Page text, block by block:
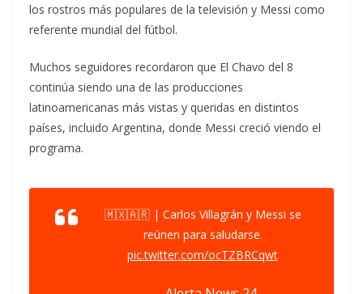
los rostros más populares de la televisión y Messi como
referente mundial del fútbol.
Muchos seguidores recordaron que El Chavo del 8
continúa siendo una de las producciones
latinoamericanas más vistas y queridas en distintos
países, incluido Argentina, donde Messi creció viendo el
programa.
🇲🇽🇦🇷 | Carlos Villagrán y Messi se
reúnen para saludarse.
pic.twitter.com/ocTZBRCqwt